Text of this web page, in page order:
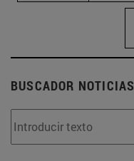
BUSCADOR NOTICIAS